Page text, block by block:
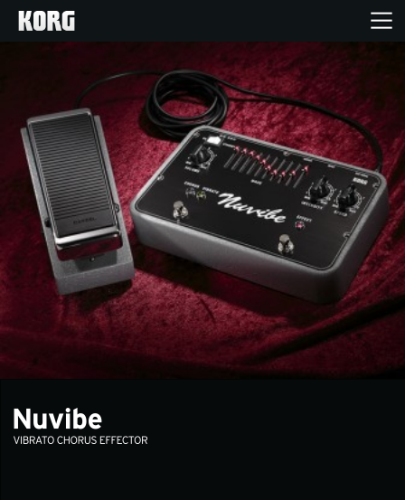
Accueil
Produits
Extras
Evénements
Support
Où acheter ?
News